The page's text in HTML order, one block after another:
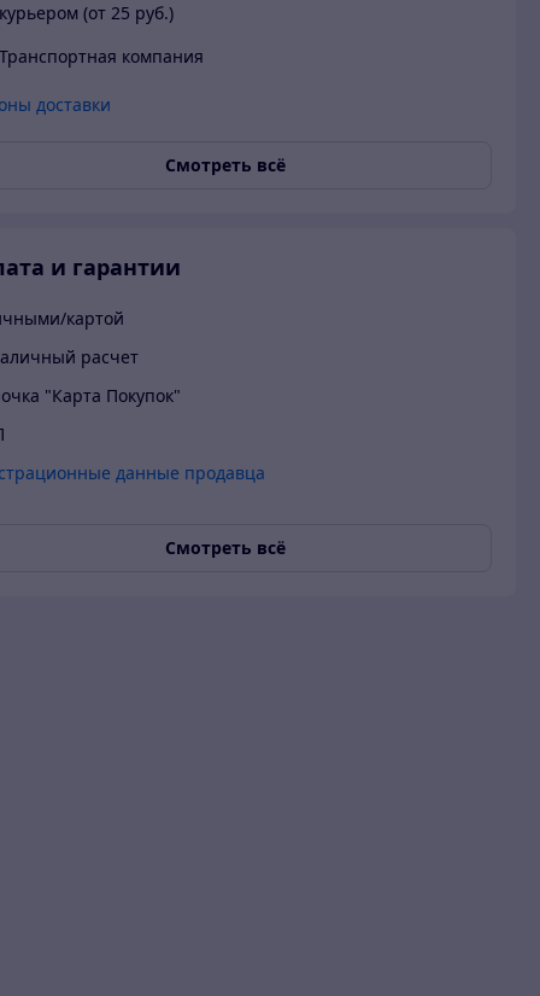
курьером (от 25 руб.)
Транспортная компания
доставки
Смотреть всё
и гарантии
картой
расчет
"Карта Покупок"
данные продавца
Смотреть всё